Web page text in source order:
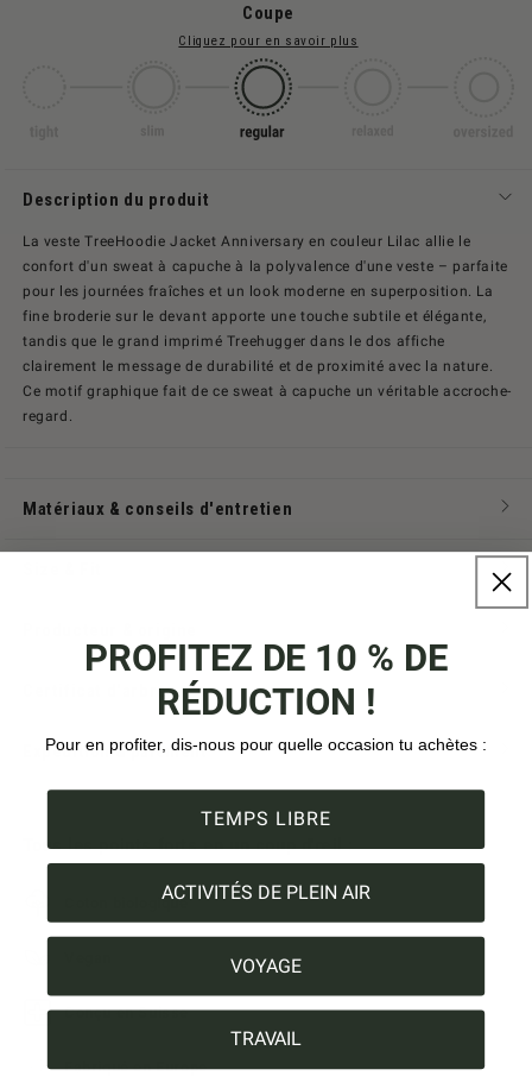
Coupe
Cliquez pour en savoir plus
Description du produit
La veste TreeHoodie Jacket Anniversary en couleur Lilac allie le
confort d'un sweat à capuche à la polyvalence d'une veste – parfaite
pour les journées fraîches et un look moderne en superposition. La
fine broderie sur le devant apporte une touche subtile et élégante,
tandis que le grand imprimé Treehugger dans le dos affiche
clairement le message de durabilité et de proximité avec la nature.
Ce motif graphique fait de ce sweat à capuche un véritable accroche-
regard.
Matériaux & conseils d'entretien
Certificat d'arbre
Expédition & paiement
Tous les points forts en un coup d'œil :
Coton biologique
Conçu en Suisse
Fabriqué en Europe
PROFITEZ DE 10 % DE
RÉDUCTION !
Pour en profiter, dis-nous pour quelle occasion tu achètes :
TEMPS LIBRE
ACTIVITÉS DE PLEIN AIR
VOYAGE
TRAVAIL